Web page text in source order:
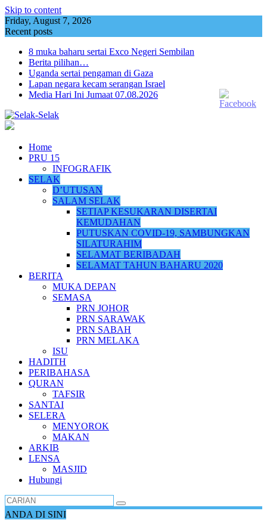
Skip to content
Friday, August 7, 2026
Recent posts
8 muka baharu sertai Exco Negeri Sembilan
Berita pilihan…
Uganda sertai pengaman di Gaza
Lapan negara kecam serangan Israel
Media Hari Ini Jumaat 07.08.2026
Home
PRU 15
INFOGRAFIK
SELAK
D’UTUSAN
SALAM SELAK
SETIAP KESUKARAN DISERTAI
KEMUDAHAN
PUTUSKAN COVID-19, SAMBUNGKAN
SILATURAHIM
SELAMAT BERIBADAH
SELAMAT TAHUN BAHARU 2020
BERITA
MUKA DEPAN
SEMASA
PRN JOHOR
PRN SARAWAK
PRN SABAH
PRN MELAKA
ISU
HADITH
PERIBAHASA
QURAN
TAFSIR
SANTAI
SELERA
MENYOROK
MAKAN
ARKIB
LENSA
MASJID
Hubungi
ANDA DI SINI